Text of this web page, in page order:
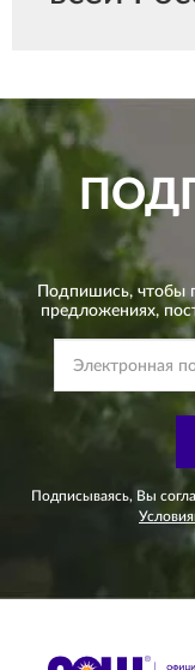
Подпишись, чтобы
предложениях,
Подписываясь, Вы